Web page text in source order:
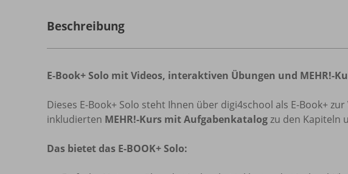
Beschreibung
E-Book+ Solo mit Videos, interaktiven Übungen und MEHR!-
Dieses E-Book+ Solo steht Ihnen über digi4school als E-Book+
inkludierten MEHR!-Kurs mit Aufgabenkatalogzu den Kapiteln
Das bietet das E-BOOK+ Solo: